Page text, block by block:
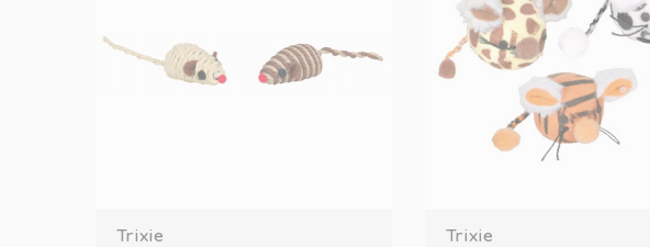
Trixie
Trixie